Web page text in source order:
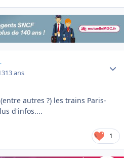
13 ans
autres ?) les trains Paris-
d'infos....
1